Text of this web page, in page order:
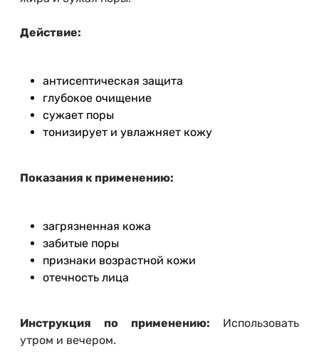
Действие:
антисептическая защита
глубокое очищение
сужает поры
тонизирует и увлажняет кожу
Показания к применению:
загрязненная кожа
забитые поры
признаки возрастной кожи
отечность лица
Инструкция по применению: Использовать
утром и вечером.